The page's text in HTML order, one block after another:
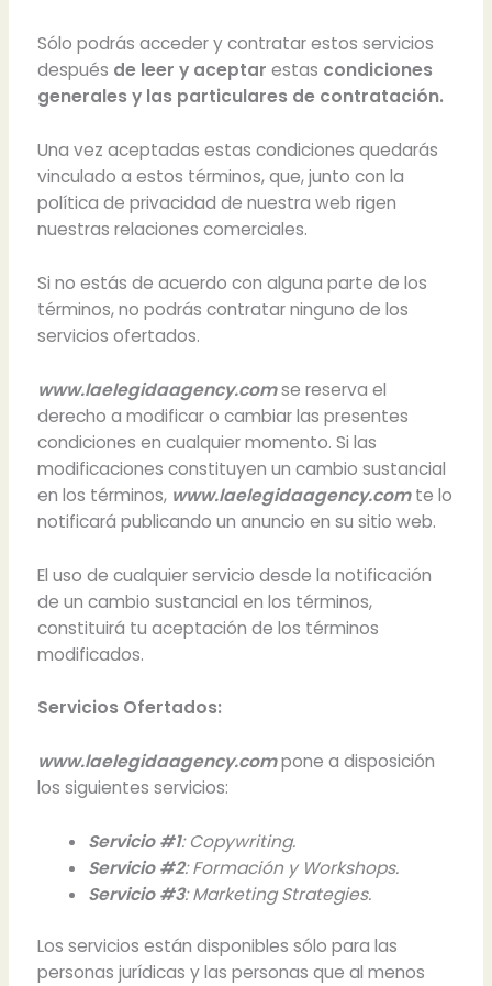
Sólo podrás acceder y contratar estos servicios
después de leer y aceptar estas condiciones
generales y las particulares de contratación.
Una vez aceptadas estas condiciones quedarás
vinculado a estos términos, que, junto con la
política de privacidad de nuestra web rigen
nuestras relaciones comerciales.
Si no estás de acuerdo con alguna parte de los
términos, no podrás contratar ninguno de los
servicios ofertados.
www.laelegidaagency.comse reserva el
derecho a modificar o cambiar las presentes
condiciones en cualquier momento. Si las
modificaciones constituyen un cambio sustancial
en los términos, www.laelegidaagency.comte lo
notificará publicando un anuncio en su sitio web.
El uso de cualquier servicio desde la notificación
de un cambio sustancial en los términos,
constituirá tu aceptación de los términos
modificados.
Servicios Ofertados:
www.laelegidaagency.compone a disposición
los siguientes servicios:
Servicio #1: Copywriting.
Servicio #2: Formación y Workshops.
Servicio #3: Marketing Strategies.
Los servicios están disponibles sólo para las
personas jurídicas y las personas que al menos